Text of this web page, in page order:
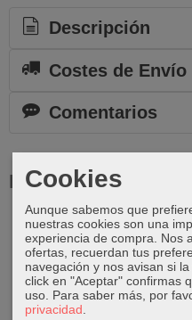
Descripción
Costes de Envío
Comentarios
Productos
Brahma de
Agotado
Cookies
Aunque sabemos que
nuestras cookies son una
experiencia de compra. Nos
ofertas, recuerdan tus
navegación y nos avisan si
click en "Aceptar" confirmas
uso. Para saber más, por
privacidad